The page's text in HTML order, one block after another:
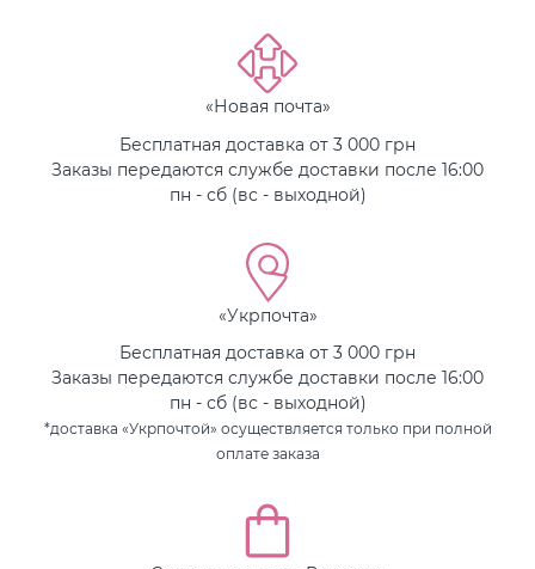
«Новая почта»
Бесплатная доставка от 3 000 грн
Заказы передаются службе доставки после 16:00
пн - сб (вс - выходной)
«Укрпочта»
Бесплатная доставка от 3 000 грн
Заказы передаются службе доставки после 16:00
пн - сб (вс - выходной)
*доставка «Укрпочтой» осуществляется только при полной
оплате заказа